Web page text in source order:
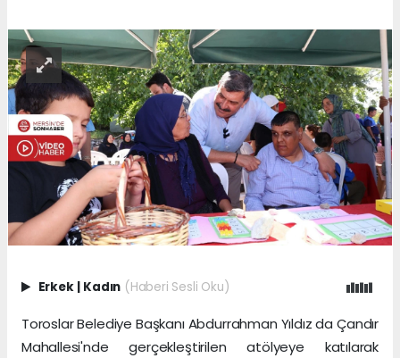
Erkek | Kadın (Haberi Sesli Oku)
Toroslar Belediye Başkanı Abdurrahman Yıldız da Çandır
Mahallesi'nde gerçekleştirilen atölyeye katılarak